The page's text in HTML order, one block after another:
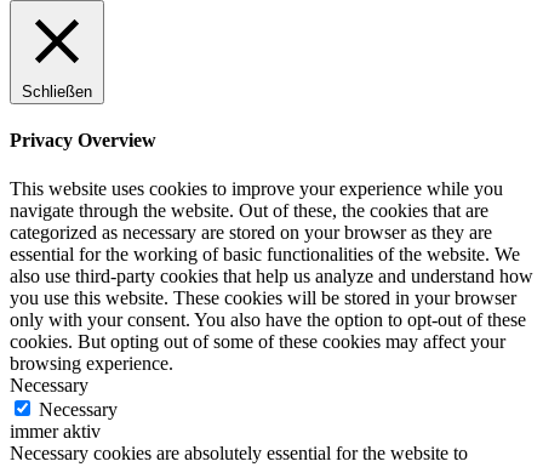
Schließen
Privacy Overview
This website uses cookies to improve your experience while you
navigate through the website. Out of these, the cookies that are
categorized as necessary are stored on your browser as they are
essential for the working of basic functionalities of the website. We
also use third-party cookies that help us analyze and understand how
you use this website. These cookies will be stored in your browser
only with your consent. You also have the option to opt-out of these
cookies. But opting out of some of these cookies may affect your
browsing experience.
Necessary
Necessary
immer aktiv
Necessary cookies are absolutely essential for the website to